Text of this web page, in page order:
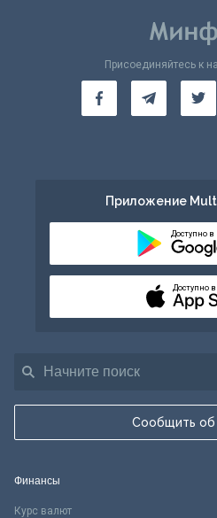
Сообщить
Присоединяйтесь к
Приложение
Доступно в
Доступно в
Финансы
Курс валют